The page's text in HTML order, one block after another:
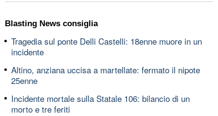
Blasting News consiglia
Tragedia sul ponte Delli Castelli: 18enne muore in un
incidente
Altino, anziana uccisa a martellate: fermato il nipote
25enne
Incidente mortale sulla Statale 106: bilancio di un
morto e tre feriti